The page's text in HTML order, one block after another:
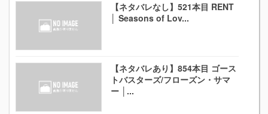
【ネタバレなし】521本目 RENT
│ Seasons of Lov...
【ネタバレあり】854本目 ゴース
トバスターズ/フローズン・サマ
ー │...